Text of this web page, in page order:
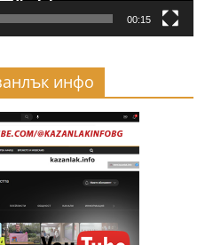
00:15
инфо